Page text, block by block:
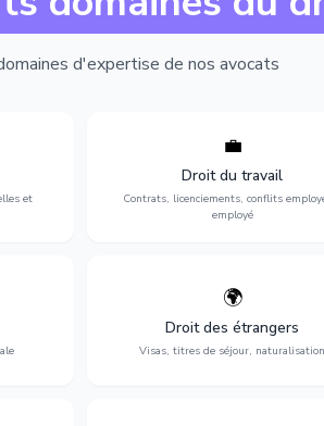
d'expertise de nos avocats
et
💼
Droit du travail
Contrats, licenciements, conflits
employé
Protection de vos droits au
contrats, licenciements,
discrimination et conflits avec
l'employeur.
:
🌍
Droit des étrangers
Visas, titres de séjour, naturalisation
Obtention de vos droits de séjour :
cartes de séjour, regroupement
naturalisation.